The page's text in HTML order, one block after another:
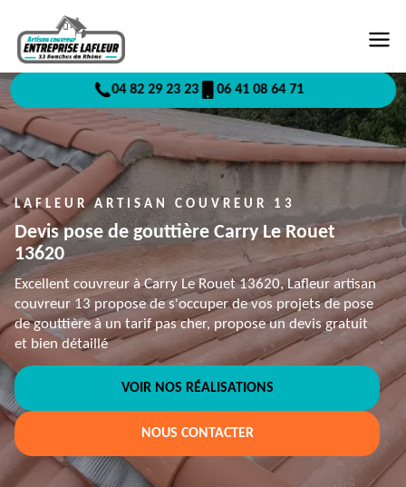
04 82 29 23 23 06 41 08 64 71
LAFLEUR ARTISAN COUVREUR 13
Devis pose de gouttière Carry Le Rouet
13620
Excellent couvreur à Carry Le Rouet 13620, Lafleur artisan
couvreur 13 propose de s'occuper de vos projets de pose
de gouttière à un tarif pas cher, propose un devis gratuit
et bien détaillé
VOIR NOS RÉALISATIONS
NOUS CONTACTER